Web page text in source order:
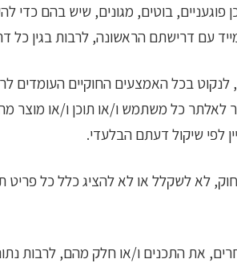
בוטים, מגונים, שיש בהם כדי
עם דרישתם הראשונה, לרבות בגין כל
בכל האמצעים החוקיים העומדים
לאלתר כל משתמש ו/או תוכן ו/או
לפי שיקול דעתם הבלעדי.
לא לשקלל או לא להציג כלל כל פריט
את התכנים ו/או חלק מהם, לרבות